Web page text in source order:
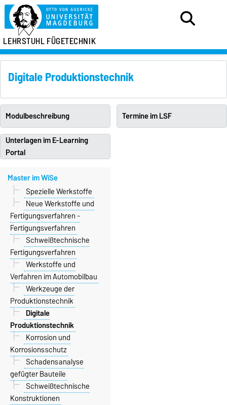
LEHRSTUHL FÜGETECHNIK
Digitale Produktionstechnik
Modulbeschreibung
Termine im LSF
Unterlagen im E-Learning
Portal
Master im WiSe
Spezielle Werkstoffe
Neue Werkstoffe und
Fertigungsverfahren -
Fertigungsverfahren
Schweißtechnische
Fertigungsverfahren
Werkstoffe und
Verfahren im Automobilbau
Werkzeuge der
Produktionstechnik
Digitale
Produktionstechnik
Korrosion und
Korrosionsschutz
Schadensanalyse
gefügter Bauteile
Schweißtechnische
Konstruktionen